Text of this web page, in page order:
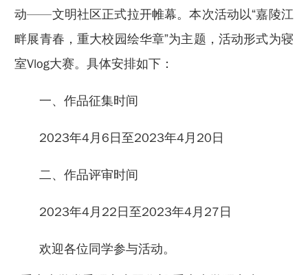
动——文明社区正式拉开帷幕。本次活动以“嘉陵江
畔展青春，重大校园绘华章”为主题，活动形式为寝
室Vlog大赛。具体安排如下：
一、作品征集时间
2023年4月6日至2023年4月20日
二、作品评审时间
2023年4月22日至2023年4月27日
欢迎各位同学参与活动。